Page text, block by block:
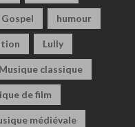
Gospel humour
Lully
Musique classique
de film
médiévale